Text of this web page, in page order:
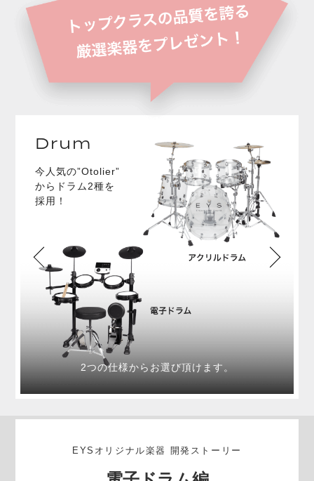
Drum
今人気の”Otolier”
からドラム2種を
採用！
2つの仕様からお選び頂けます。
EYSオリジナル楽器 開発ストーリー